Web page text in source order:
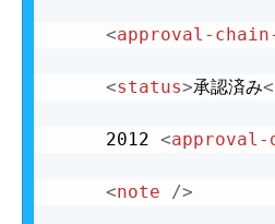
<approval-
<status>承認済み
	 2012
<approval-
<note />